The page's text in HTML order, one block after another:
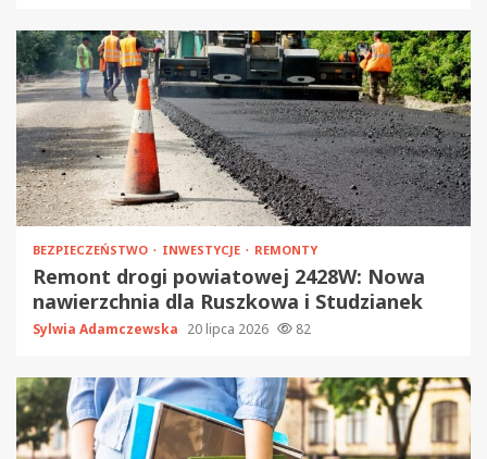
BEZPIECZEŃSTWO INWESTYCJE REMONTY
Remont drogi powiatowej 2428W: Nowa
nawierzchnia dla Ruszkowa i Studzianek
Sylwia Adamczewska 20 lipca 2026 82